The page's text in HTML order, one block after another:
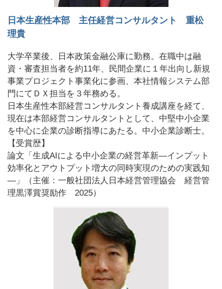
日本生産性本部 主任経営コンサルタント 重松
理貴
大学卒業後、日本政策金融公庫に勤務。在職中は融
資・審査担当者を約11年、民間企業に１年出向し新規
事業プロジェクト事業化に参画、本社情報システム部
門にてＤＸ担当を３年務める。
日本生産性本部経営コンサルタント養成講座を経て、
現在は本部経営コンサルタントとして、中堅中小企業
を中心に企業の診断指導にあたる。 中小企業診断士。
【受賞歴】
論文「生成AIによる中小企業の経営革新―インプット
効率化とアウトプット増大の同時実現のための実践知
―」（主催：一般社団法人日本経営管理協会 経営管
理黒澤賞奨励作 2025）